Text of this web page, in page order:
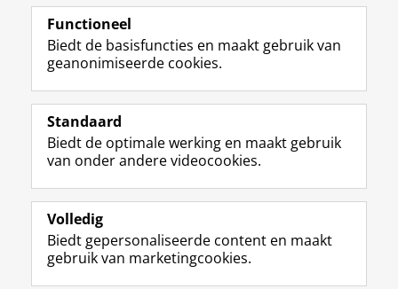
View this page in:English
Volg de RUG
F
a
e
b
o
p
a
L
i
k
e
I
-
p
R
S
-
f
e
R
I
n
t
r
m
Y
o
T
e
k
Studiekiezers
Alumni
Over ons
Functioneel
Biedt de basisfuncties en maakt gebruik van
geanonimiseerde cookies.
Standaard
Biedt de optimale werking en maakt gebruik
van onder andere videocookies.
Volledig
Biedt gepersonaliseerde content en maakt
gebruik van marketingcookies.